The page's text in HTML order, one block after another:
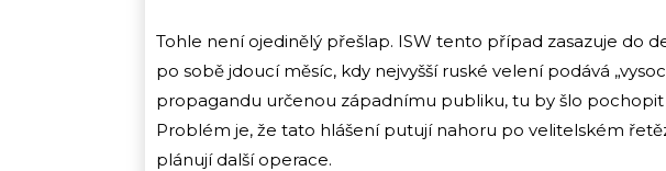
Tohle není ojedinělý přešlap. ISW tento případ zasazuje do
po sobě jdoucí měsíc, kdy nejvyšší ruské velení podává
propagandu určenou západnímu publiku, tu by šlo pochopit
Problém je, že tato hlášení putují nahoru po velitelském
plánují další operace.